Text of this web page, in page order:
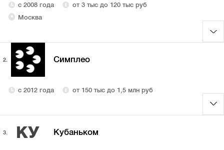
с 2008 года
от 3 тыс до 120 тыс руб
Москва
2. Симплео
с 2012 года от 150 тыс до 1,5 млн руб
3. КУ Кубаньком